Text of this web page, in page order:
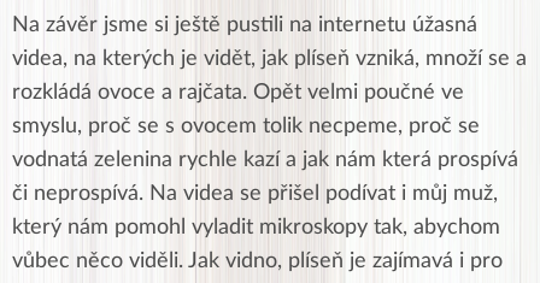
Na závěr jsme si ještě pustili na internetu úžasná
videa, na kterých je vidět, jak plíseň vzniká, množí se a
rozkládá ovoce a rajčata. Opět velmi poučné ve
smyslu, proč se s ovocem tolik necpeme, proč se
vodnatá zelenina rychle kazí a jak nám která prospívá
či neprospívá. Na videa se přišel podívat i můj muž,
který nám pomohl vyladit mikroskopy tak, abychom
vůbec něco viděli. Jak vidno, plíseň je zajímavá i pro